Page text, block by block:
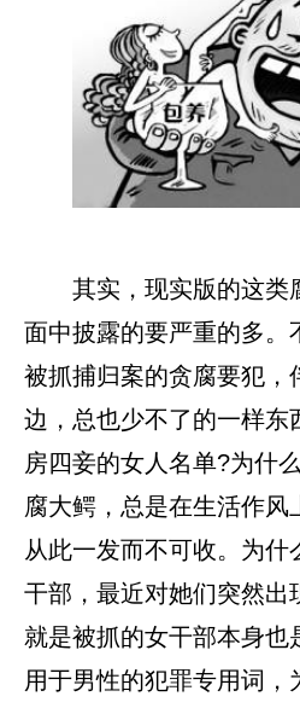
其实，现实版的这类
面中披露的要严重的多。
被抓捕归案的贪腐要犯，
边，总也少不了的一样东
房四妾的女人名单?为什
腐大鳄，总是在生活作风
从此一发而不可收。为什
干部，最近对她们突然出
就是被抓的女干部本身也
用于男性的犯罪专用词，